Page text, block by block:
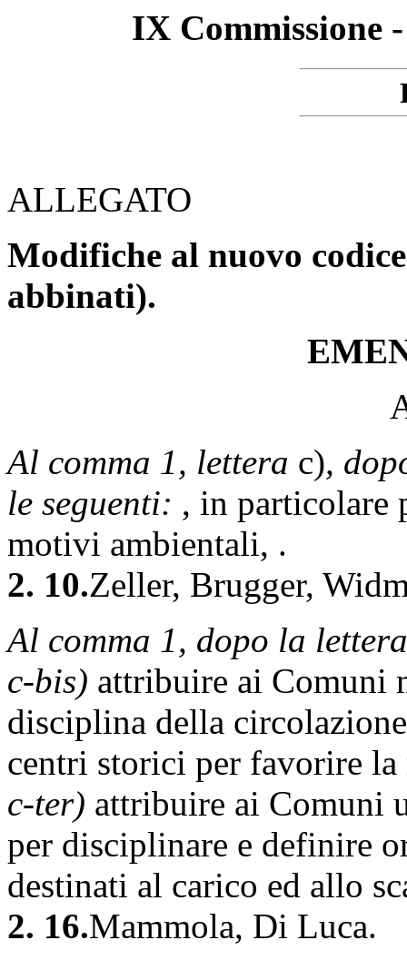
IX Commissione
ALLEGATO
Modifiche al nuovo
abbinati).
Al comma 1, lettera c),
le seguenti: , in particolare
motivi ambientali, .
2. 10.Zeller, Brugger,
Al comma 1, dopo la
c-bis) attribuire ai Comuni
disciplina della
centri storici per favorire
c-ter) attribuire ai Comuni
per disciplinare e definire
destinati al carico ed allo
2. 16.Mammola, Di Luca.